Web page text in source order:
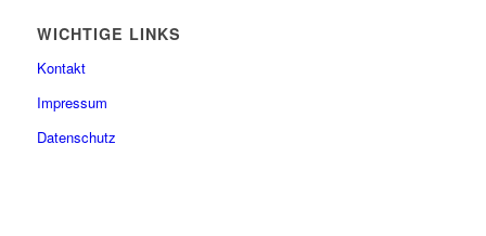
WICHTIGE LINKS
Kontakt
Impressum
Datenschutz